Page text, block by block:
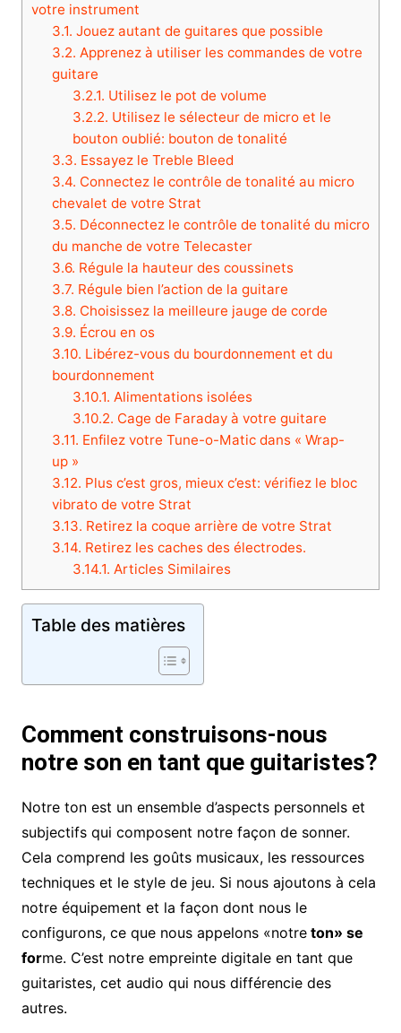
votre instrument
3.1. Jouez autant de guitares que possible
3.2. Apprenez à utiliser les commandes de votre
guitare
3.2.1. Utilisez le pot de volume
3.2.2. Utilisez le sélecteur de micro et le
bouton oublié: bouton de tonalité
3.3. Essayez le Treble Bleed
3.4. Connectez le contrôle de tonalité au micro
chevalet de votre Strat
3.5. Déconnectez le contrôle de tonalité du micro
du manche de votre Telecaster
3.6. Régule la hauteur des coussinets
3.7. Régule bien l’action de la guitare
3.8. Choisissez la meilleure jauge de corde
3.9. Écrou en os
3.10. Libérez-vous du bourdonnement et du
bourdonnement
3.10.1. Alimentations isolées
3.10.2. Cage de Faraday à votre guitare
3.11. Enfilez votre Tune-o-Matic dans « Wrap-
up »
3.12. Plus c’est gros, mieux c’est: vérifiez le bloc
vibrato de votre Strat
3.13. Retirez la coque arrière de votre Strat
3.14. Retirez les caches des électrodes.
3.14.1. Articles Similaires
Table des matières
Comment construisons-nous
notre son en tant que guitaristes?
Notre ton est un ensemble d’aspects personnels et
subjectifs qui composent notre façon de sonner.
Cela comprend les goûts musicaux, les ressources
techniques et le style de jeu. Si nous ajoutons à cela
notre équipement et la façon dont nous le
configurons, ce que nous appelons «notreton» se
forme. C’est notre empreinte digitale en tant que
guitaristes, cet audio qui nous différencie des
autres.